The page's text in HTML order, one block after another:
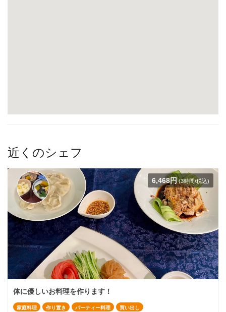
近くのシェフ
6,468円(3時間/税込)
体に優しいお料理を作ります！
家庭料理 作り置き パーティー料理 買い出し